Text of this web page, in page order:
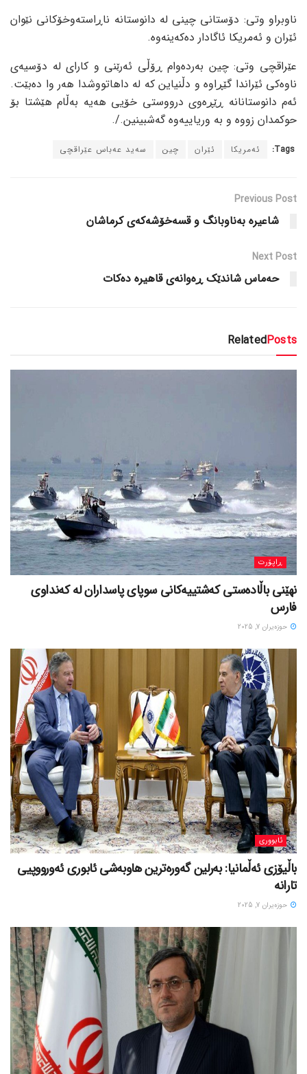
ناوبراو وتی: دۆستانی چینی لە دانوستانە ناڕاستەوخۆکانی نێوان
ئێران و ئەمریکا ئاگادار دەکەینەوە.
عێراقچی وتی: چین بەردەوام ڕۆڵی ئەرێنی و کارای لە دۆسیەی
ناوەکی ئێراندا گێڕاوە و دڵنیاین کە لە داهاتووشدا هەر وا دەبێت.
ئەم دانوستانانە ڕێڕەوی درووستی خۆیی هەیە بەڵام هێشتا بۆ
حوکمدان زووە و بە وریاییەوە گەشبینین./.
Tags: ئەمریکا ئێران چین سەید عەباس عێراقچی
Previous Post
شاعیرە بەناوبانگ و قسەخۆشەکەی کرماشان
Next Post
حەماس شاندێک ڕەوانەی قاهیرە دەکات
RelatedPosts
ڕاپۆرت
نهێنی باڵادەستی کەشتییەکانی سوپای پاسداران لە کەنداوی
فارس
حوزه‌یران 7, 2025
ئابووری
باڵیۆزی ئەڵمانیا: بەرلین گەورەترین هاوبەشی ئابوری ئەورووپیی
تارانە
حوزه‌یران 7, 2025